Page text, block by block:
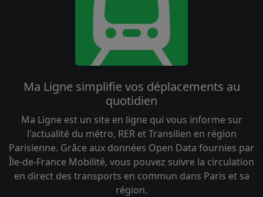
Ma Ligne simplifie vos déplacements au
quotidien
Ma Ligne est un site en ligne qui vous informe sur
l'actualité du métro, RER et Transilien en région
Parisienne. Grâce aux données Open Data fournies par
Île-de-France Mobilité, vous pouvez suivre la circulation
en direct des transports en commun dans Paris et sa
région.